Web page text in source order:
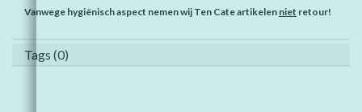
Vanwege hygiënisch aspect nemen wij Ten Cate artikelen niet retour!
Tags (0)